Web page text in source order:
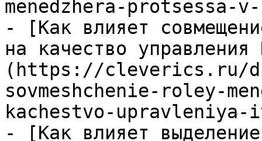
menedzhera-
- [Как влияет
на качество
(https://cleverics.ru/
sovmeshchenie-roley-
kachestvo-
- [Как влияет